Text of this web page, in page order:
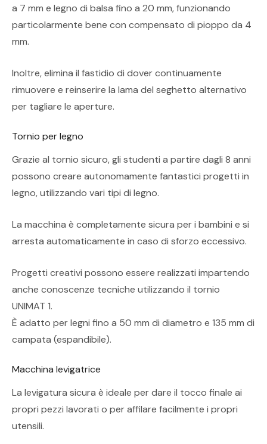
a 7 mm e legno di balsa fino a 20 mm, funzionando
particolarmente bene con compensato di pioppo da 4
mm.
Inoltre, elimina il fastidio di dover continuamente
rimuovere e reinserire la lama del seghetto alternativo
per tagliare le aperture.
Tornio per legno
Grazie al tornio sicuro, gli studenti a partire dagli 8 anni
possono creare autonomamente fantastici progetti in
legno, utilizzando vari tipi di legno.
La macchina è completamente sicura per i bambini e si
arresta automaticamente in caso di sforzo eccessivo.
Progetti creativi possono essere realizzati impartendo
anche conoscenze tecniche utilizzando il tornio
UNIMAT 1.
È adatto per legni fino a 50 mm di diametro e 135 mm di
campata (espandibile).
Macchina levigatrice
La levigatura sicura è ideale per dare il tocco finale ai
propri pezzi lavorati o per affilare facilmente i propri
utensili.